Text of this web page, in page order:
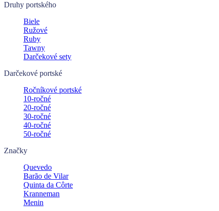
Druhy portského
Biele
Ružové
Ruby
Tawny
Darčekové sety
Darčekové portské
Ročníkové portské
10-ročné
20-ročné
30-ročné
40-ročné
50-ročné
Značky
Quevedo
Barão de Vilar
Quinta da Côrte
Kranneman
Menin